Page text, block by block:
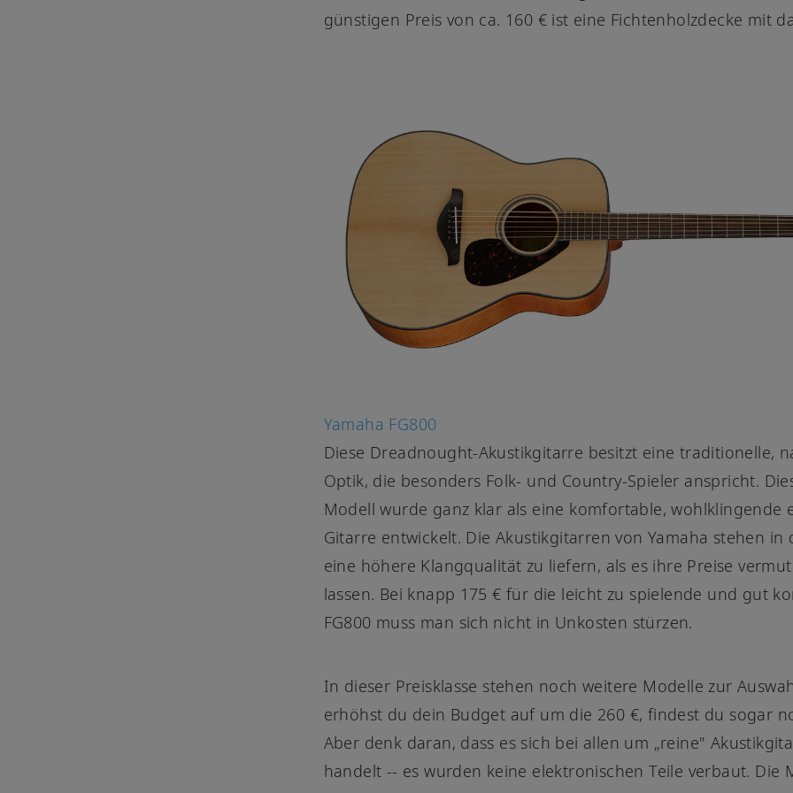
günstigen Preis von ca. 160 € ist eine Fichtenholzdecke mit
Yamaha FG800
Diese Dreadnought-Akustikgitarre besitzt eine traditionelle,
Optik, die besonders Folk- und Country-Spieler anspricht.
Modell wurde ganz klar als eine komfortable, wohlklingende
Gitarre entwickelt. Die Akustikgitarren von Yamaha stehen in
eine höhere Klangqualität zu liefern, als es ihre Preise
lassen. Bei knapp 175 € für die leicht zu spielende und gut
FG800 muss man sich nicht in Unkosten stürzen.
In dieser Preisklasse stehen noch weitere Modelle zur
erhöhst du dein Budget auf um die 260 €, findest du sogar
Aber denk daran, dass es sich bei allen um „reine"
handelt -- es wurden keine elektronischen Teile verbaut. Die